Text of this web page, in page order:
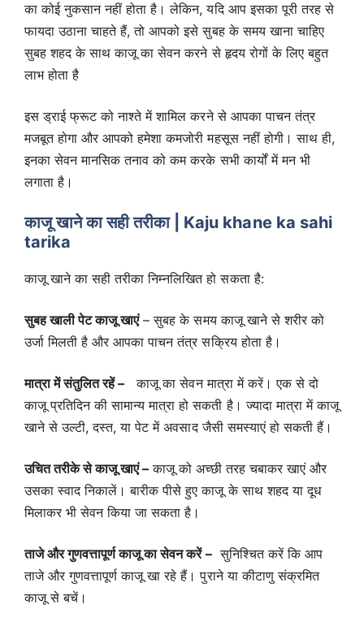
का कोई नुकसान नहीं होता है। लेकिन, यदि आप इसका पूरी तरह से
फायदा उठाना चाहते हैं, तो आपको इसे सुबह के समय खाना चाहिए
सुबह शहद के साथ काजू का सेवन करने से हृदय रोगों के लिए बहुत
लाभ होता है
इस ड्राई फ्रूट को नाश्ते में शामिल करने से आपका पाचन तंत्र
मजबूत होगा और आपको हमेशा कमजोरी महसूस नहीं होगी। साथ ही,
इनका सेवन मानसिक तनाव को कम करके सभी कार्यों में मन भी
लगाता है।
काजू खाने का सही तरीका | Kaju khane ka sahi
tarika
काजू खाने का सही तरीका निम्नलिखित हो सकता है:
सुबह खाली पेट काजू खाएं– सुबह के समय काजू खाने से शरीर को
उर्जा मिलती है और आपका पाचन तंत्र सक्रिय होता है।
मात्रा में संतुलित रहें – काजू का सेवन मात्रा में करें। एक से दो
काजू प्रतिदिन की सामान्य मात्रा हो सकती है। ज्यादा मात्रा में काजू
खाने से उल्टी, दस्त, या पेट में अवसाद जैसी समस्याएं हो सकती हैं।
उचित तरीके से काजू खाएं – काजू को अच्छी तरह चबाकर खाएं और
उसका स्वाद निकालें। बारीक पीसे हुए काजू के साथ शहद या दूध
मिलाकर भी सेवन किया जा सकता है।
ताजे और गुणवत्तापूर्ण काजू का सेवन करें –सुनिश्चित करें कि आप
ताजे और गुणवत्तापूर्ण काजू खा रहे हैं। पुराने या कीटाणु संक्रमित
काजू से बचें।